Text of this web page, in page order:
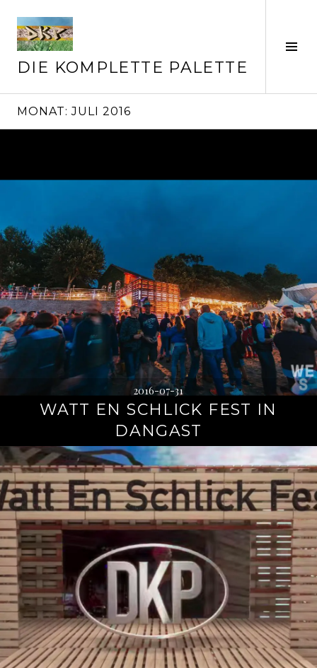
zum
Inhalt
DIE KOMPLETTE PALETTE
MONAT:JULI 2016
2016-07-31
WATT EN SCHLICK FEST IN
DANGAST